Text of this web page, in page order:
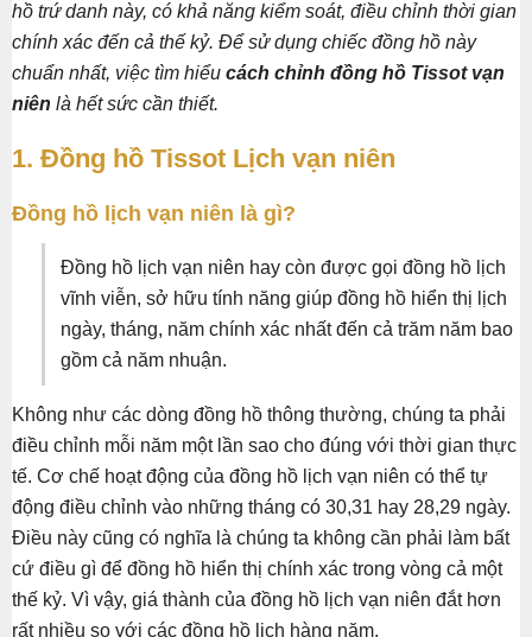
hồ trứ danh này, có khả năng kiểm soát, điều chỉnh thời gian
chính xác đến cả thế kỷ. Để sử dụng chiếc đồng hồ này
chuẩn nhất, việc tìm hiểu cách chỉnh đồng hồ Tissot vạn
niên là hết sức cần thiết.
1. Đồng hồ Tissot Lịch vạn niên
Đồng hồ lịch vạn niên là gì?
Đồng hồ lịch vạn niên hay còn được gọi đồng hồ lịch
vĩnh viễn, sở hữu tính năng giúp đồng hồ hiển thị lịch
ngày, tháng, năm chính xác nhất đến cả trăm năm bao
gồm cả năm nhuận.
Không như các dòng đồng hồ thông thường, chúng ta phải
điều chỉnh mỗi năm một lần sao cho đúng với thời gian thực
tế. Cơ chế hoạt động của đồng hồ lịch vạn niên có thể tự
động điều chỉnh vào những tháng có 30,31 hay 28,29 ngày.
Điều này cũng có nghĩa là chúng ta không cần phải làm bất
cứ điều gì để đồng hồ hiển thị chính xác trong vòng cả một
thế kỷ. Vì vậy, giá thành của đồng hồ lịch vạn niên đắt hơn
rất nhiều so với các đồng hồ lịch hàng năm.